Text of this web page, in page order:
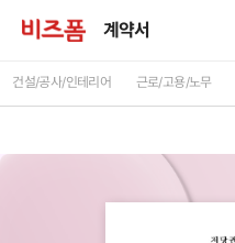
계약서
건설/공사/인테리어 근로/고용/노무